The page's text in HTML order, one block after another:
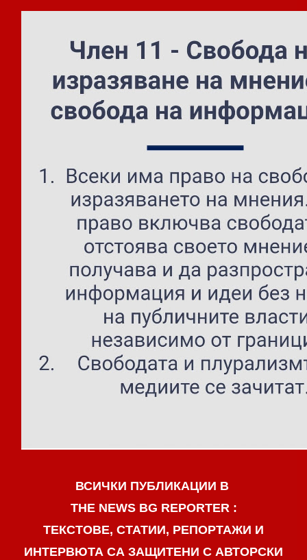
ВСИЧКИ ПУБЛИКАЦИИ В
THE NEWS BG REPORTER :
ТЕКСТОВЕ, СТАТИИ, РЕПОРТАЖИ И
ИНТЕРВЮТА СА ЗАЩИТЕНИ С АВТОРСКИ